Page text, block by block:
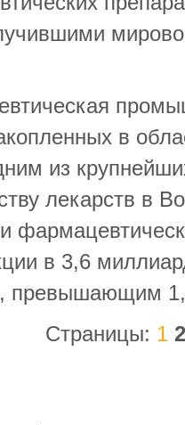
в
из
лекарств в
в 3,6
превышающим
Страницы: 1 2